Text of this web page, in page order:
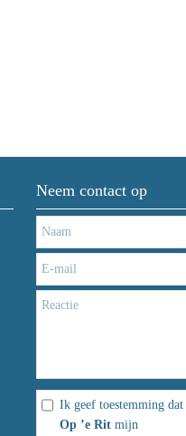
Neem contact op
Ik geef toestemming dat
Op ’e Rit mijn